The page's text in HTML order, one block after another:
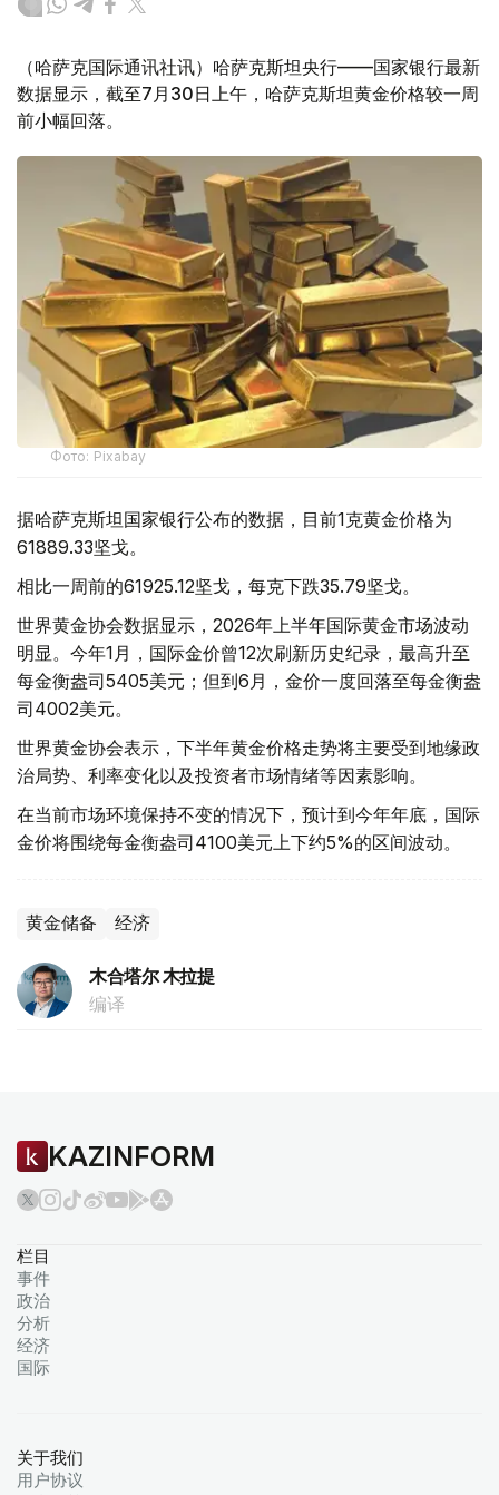
（哈萨克国际通讯社讯）哈萨克斯坦央行——国家银行最新
数据显示，截至7月30日上午，哈萨克斯坦黄金价格较一周
前小幅回落。
Фото: Pixabay
据哈萨克斯坦国家银行公布的数据，目前1克黄金价格为
61889.33坚戈。
相比一周前的61925.12坚戈，每克下跌35.79坚戈。
世界黄金协会数据显示，2026年上半年国际黄金市场波动
明显。今年1月，国际金价曾12次刷新历史纪录，最高升至
每金衡盎司5405美元；但到6月，金价一度回落至每金衡盎
司4002美元。
世界黄金协会表示，下半年黄金价格走势将主要受到地缘政
治局势、利率变化以及投资者市场情绪等因素影响。
在当前市场环境保持不变的情况下，预计到今年年底，国际
金价将围绕每金衡盎司4100美元上下约5%的区间波动。
黄金储备 经济
木合塔尔 木拉提
编译
KAZINFORM
栏目
事件
政治
分析
经济
国际
关于我们
用户协议